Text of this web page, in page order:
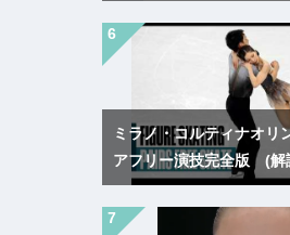
ミラノ・コルティナオ
アフリー演技完全版 (解